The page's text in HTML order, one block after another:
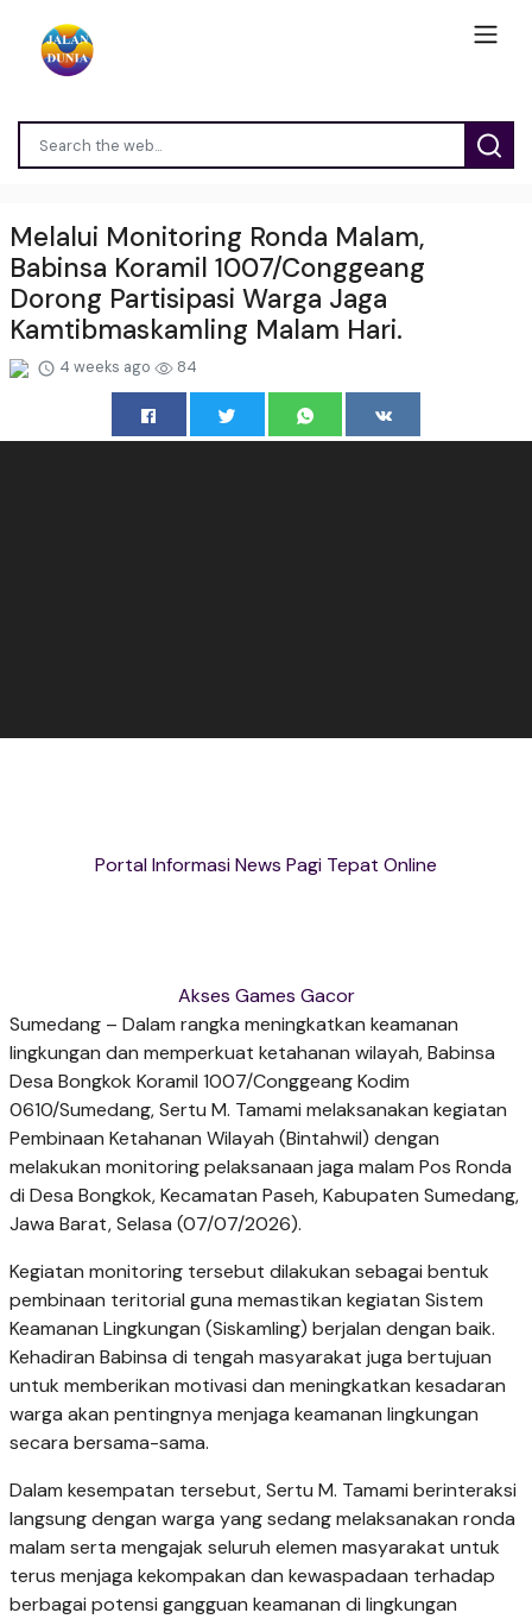
Melalui Monitoring Ronda Malam,
Babinsa Koramil 1007/Conggeang
Dorong Partisipasi Warga Jaga
Kamtibmaskamling Malam Hari.
4 weeks ago 84
Portal Informasi News Pagi Tepat Online
Akses Games Gacor
Sumedang – Dalam rangka meningkatkan keamanan
lingkungan dan memperkuat ketahanan wilayah, Babinsa
Desa Bongkok Koramil 1007/Conggeang Kodim
0610/Sumedang, Sertu M. Tamami melaksanakan kegiatan
Pembinaan Ketahanan Wilayah (Bintahwil) dengan
melakukan monitoring pelaksanaan jaga malam Pos Ronda
di Desa Bongkok, Kecamatan Paseh, Kabupaten Sumedang,
Jawa Barat, Selasa (07/07/2026).
Kegiatan monitoring tersebut dilakukan sebagai bentuk
pembinaan teritorial guna memastikan kegiatan Sistem
Keamanan Lingkungan (Siskamling) berjalan dengan baik.
Kehadiran Babinsa di tengah masyarakat juga bertujuan
untuk memberikan motivasi dan meningkatkan kesadaran
warga akan pentingnya menjaga keamanan lingkungan
secara bersama-sama.
Dalam kesempatan tersebut, Sertu M. Tamami berinteraksi
langsung dengan warga yang sedang melaksanakan ronda
malam serta mengajak seluruh elemen masyarakat untuk
terus menjaga kekompakan dan kewaspadaan terhadap
berbagai potensi gangguan keamanan di lingkungan